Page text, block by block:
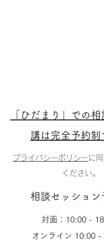
「ひだまり」での
講は完全予約制
プライバシーポリシーに
ください。
相談セッション
対面：10:00 -
オンライン 10:00